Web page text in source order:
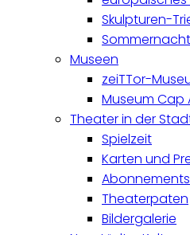
Skulpturen-
Sommernacht
Museen
zeiTTor-
Museum Cap
Theater in der
Spielzeit
Karten und
Abonnements
Theaterpaten
Bildergalerie